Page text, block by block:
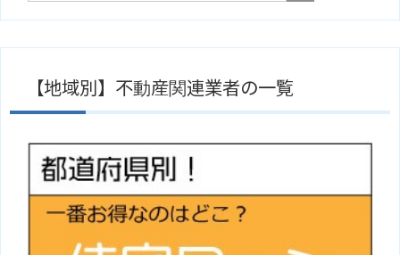
【地域別】不動産関連業者の一覧